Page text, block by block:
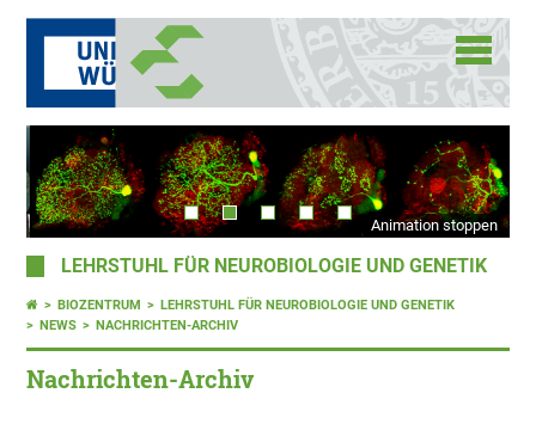
Animation stoppen
LEHRSTUHL FÜR NEUROBIOLOGIE UND GENETIK
BIOZENTRUM
LEHRSTUHL FÜR NEUROBIOLOGIE UND GENETIK
NEWS
NACHRICHTEN-ARCHIV
Nachrichten-Archiv